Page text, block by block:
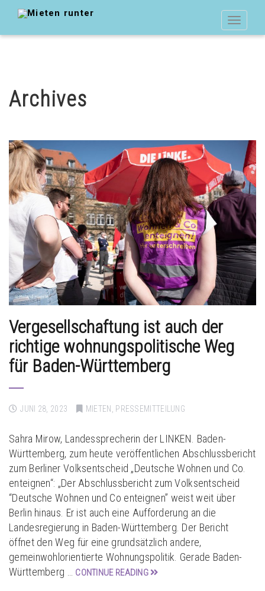
Toggle
Archives
Vergesellschaftung ist auch der
richtige wohnungspolitische Weg
für Baden-Württemberg
JUNI 28, 2023 MIETEN PRESSEMITTEILUNG
Sahra Mirow, Landessprecherin der LINKEN. Baden-
Württemberg, zum heute veröffentlichen Abschlussbericht
zum Berliner Volksentscheid „Deutsche Wohnen und Co.
enteignen“: „Der Abschlussbericht zum Volksentscheid
“Deutsche Wohnen und Co enteignen” weist weit über
Berlin hinaus. Er ist auch eine Aufforderung an die
Landesregierung in Baden-Württemberg. Der Bericht
öffnet den Weg für eine grundsätzlich andere,
gemeinwohlorientierte Wohnungspolitik. Gerade Baden-
Württemberg …
CONTINUE READING